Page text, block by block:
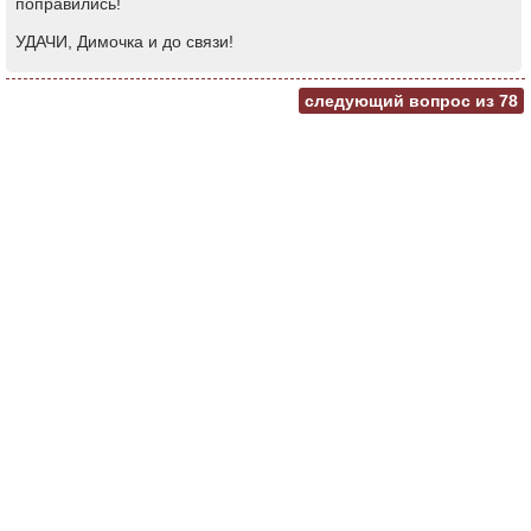
УДАЧИ, Димочка и до связи!
следующий вопрос из 78